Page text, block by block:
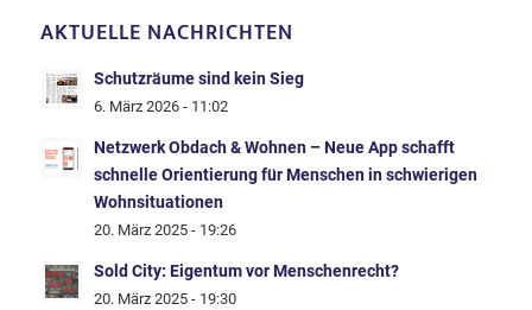
AKTUELLE NACHRICHTEN
Schutzräume sind kein Sieg
6. März 2026 - 11:02
Netzwerk Obdach & Wohnen – Neue App schafft
schnelle Orientierung für Menschen in schwierigen
Wohnsituationen
20. März 2025 - 19:26
Sold City: Eigentum vor Menschenrecht?
20. März 2025 - 19:30